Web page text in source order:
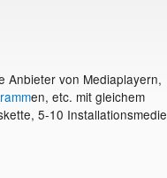
Anbieter von Mediaplayern,
en, etc. mit gleichem
5-10